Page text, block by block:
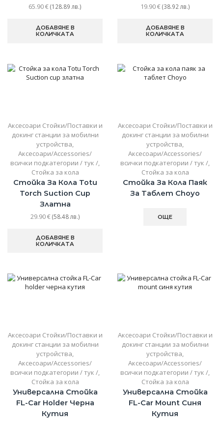
65.90€(128.89 лв.)
ДОБАВЯНЕ В
КОЛИЧКАТА
19.90€(38.92 лв.)
ДОБАВЯНЕ В
КОЛИЧКАТА
Аксесоари Стойки/Поставки и
докинг станции за мобилни
устройства,
Аксесоари/Accessories/
всички подкатегории / тук /,
Стойка за кола
Стойка За Кола Totu
Torch Suction Cup
Златна
29.90€(58.48 лв.)
ДОБАВЯНЕ В
КОЛИЧКАТА
Аксесоари Стойки/Поставки и
докинг станции за мобилни
устройства,
Аксесоари/Accessories/
всички подкатегории / тук /,
Стойка за кола
Стойка За Кола Паяк
За Таблет Choyo
ОЩЕ
Аксесоари Стойки/Поставки и
докинг станции за мобилни
устройства,
Аксесоари/Accessories/
всички подкатегории / тук /,
Стойка за кола
Универсална Стойка
FL-Car Holder Черна
Кутия
Аксесоари Стойки/Поставки и
докинг станции за мобилни
устройства,
Аксесоари/Accessories/
всички подкатегории / тук /,
Стойка за кола
Универсална Стойка
FL-Car Mount Синя
Кутия